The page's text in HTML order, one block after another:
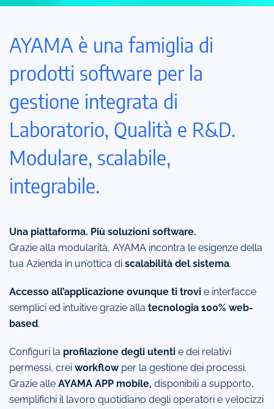
AYAMA è una famiglia di
prodotti software per la
gestione integrata di
Laboratorio, Qualità e R&D.
Modulare, scalabile,
integrabile.
Una piattaforma. Più soluzioni software.
Grazie alla modularità, AYAMA incontra le esigenze della
tua Azienda in un’ottica di scalabilità del sistema.
Accesso all’applicazione ovunque ti trovi e interfacce
semplici ed intuitive grazie alla tecnologia 100% web-
based.
Configuri la profilazione degli utenti e dei relativi
permessi, crei workflow per la gestione dei processi.
Grazie alle AYAMA APP mobile, disponibili a supporto,
semplifichi il lavoro quotidiano degli operatori e velocizzi